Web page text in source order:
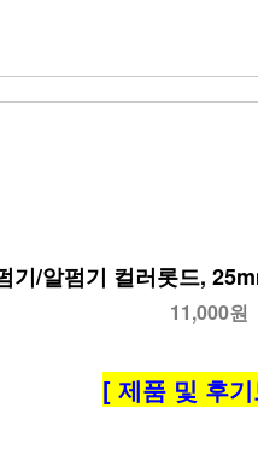
기/알펌기 컬러롯드,
11,000원
[ 제품 및 후